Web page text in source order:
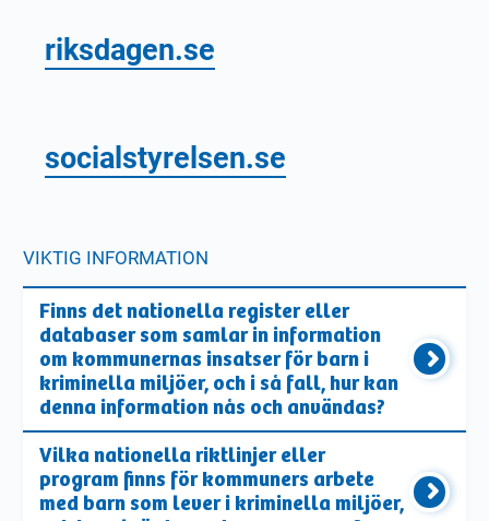
riksdagen.se
socialstyrelsen.se
VIKTIG INFORMATION
Finns det nationella register eller
databaser som samlar in information
om kommunernas insatser för barn i
kriminella miljöer, och i så fall, hur kan
denna information nås och användas?
Vilka nationella riktlinjer eller
program finns för kommuners arbete
med barn som lever i kriminella miljöer,